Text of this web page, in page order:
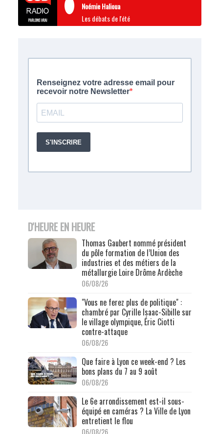
Noémie Halioua
Les débats de l'été
D'HEURE EN HEURE
Thomas Gaubert nommé président
du pôle formation de l’Union des
industries et des métiers de la
métallurgie Loire Drôme Ardèche
06/08/26
"Vous ne ferez plus de politique" :
chambré par Cyrille Isaac-Sibille sur
le village olympique, Éric Ciotti
contre-attaque
06/08/26
Que faire à Lyon ce week-end ? Les
bons plans du 7 au 9 août
06/08/26
Le 6e arrondissement est-il sous-
équipé en caméras ? La Ville de Lyon
entretient le flou
06/08/26